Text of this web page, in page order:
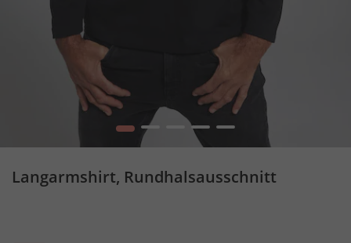
1 2 4 5
Langarmshirt, Rundhalsausschnitt